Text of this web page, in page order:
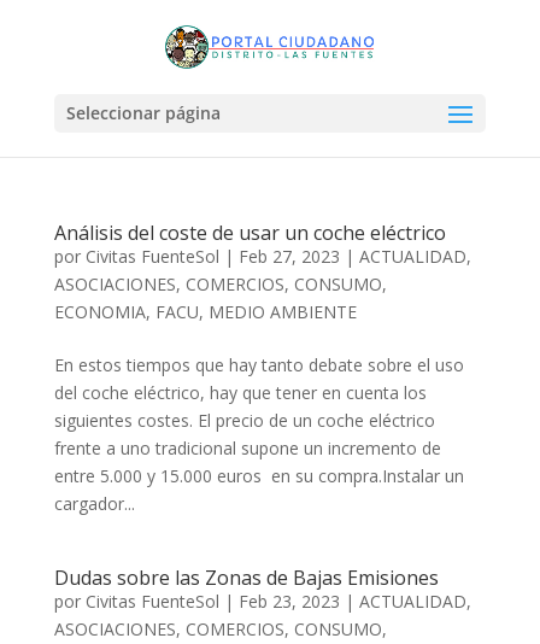
Seleccionar página
Análisis del coste de usar un coche eléctrico
por Civitas FuenteSol | Feb 27, 2023 | ACTUALIDAD,
ASOCIACIONES, COMERCIOS, CONSUMO,
ECONOMIA, FACU, MEDIO AMBIENTE
En estos tiempos que hay tanto debate sobre el uso
del coche eléctrico, hay que tener en cuenta los
siguientes costes. El precio de un coche eléctrico
frente a uno tradicional supone un incremento de
entre 5.000 y 15.000 euros en su compra.Instalar un
cargador...
Dudas sobre las Zonas de Bajas Emisiones
por Civitas FuenteSol | Feb 23, 2023 | ACTUALIDAD,
ASOCIACIONES, COMERCIOS, CONSUMO,